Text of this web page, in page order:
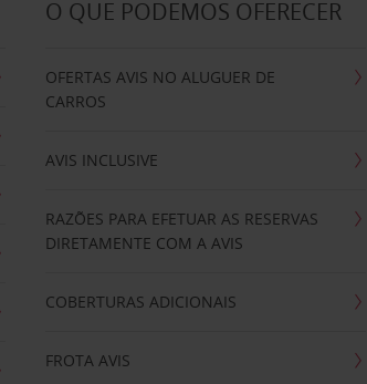
O QUE PODEMOS OFERECER
OFERTAS AVIS NO ALUGUER DE
CARROS
AVIS INCLUSIVE
RAZÕES PARA EFETUAR AS RESERVAS
DIRETAMENTE COM A AVIS
COBERTURAS ADICIONAIS
FROTA AVIS